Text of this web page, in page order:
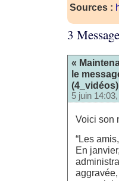
Sources :
3
«
le
(4_vidéos)
5 juin
Voici son
“Les
En